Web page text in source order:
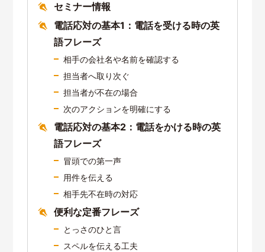
セミナー情報
電話応対の基本1：電話を受ける時の英
語フレーズ
相手の会社名や名前を確認する
担当者へ取り次ぐ
担当者が不在の場合
次のアクションを明確にする
電話応対の基本2：電話をかける時の英
語フレーズ
冒頭での第一声
用件を伝える
相手先不在時の対応
便利な定番フレーズ
とっさのひと言
スペルを伝える工夫